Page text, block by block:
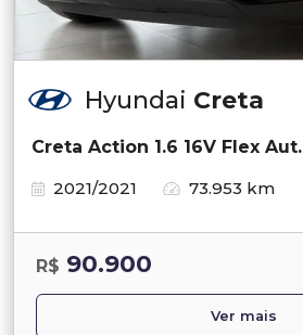
Hyundai Creta
Creta Action 1.6 16V Flex Aut.
2021/2021
73.953 km
R$ 90.900
Ver mais